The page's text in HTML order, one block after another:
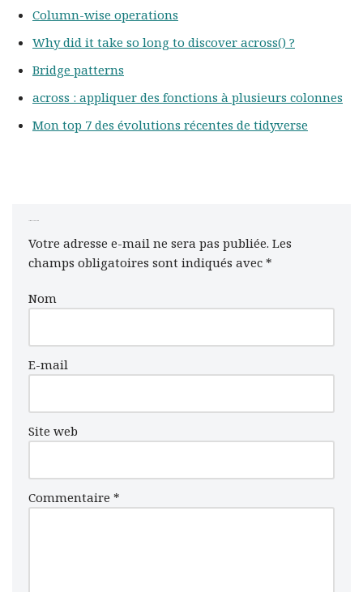
Column-wise operations
Why did it take so long to discover across() ?
Bridge patterns
across : appliquer des fonctions à plusieurs colonnes
Mon top 7 des évolutions récentes de tidyverse
Votre adresse e-mail ne sera pas publiée. Les
champs obligatoires sont indiqués avec *
Nom
E-mail
Site web
Commentaire *